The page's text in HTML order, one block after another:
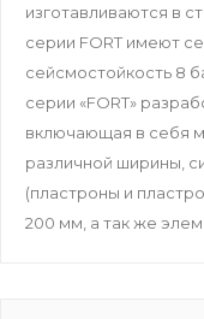
изготавливаются в
серии FORT имеют
сейсмостойкость 8
серии «FORT»
включающая в себя
различной ширины,
(пластроны и
200 мм, а так же